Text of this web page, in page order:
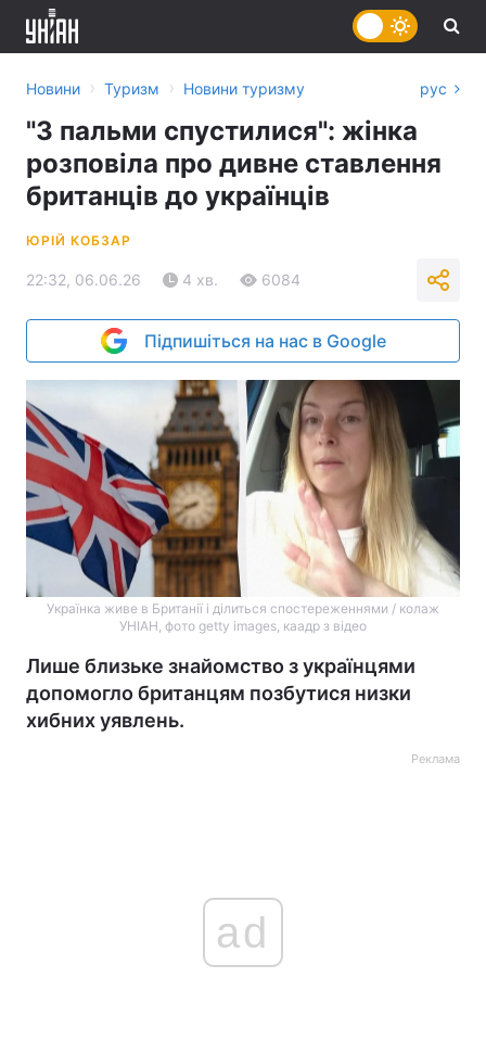
Новини › Туризм › Новини туризму рус
"З пальми спустилися": жінка
розповіла про дивне ставлення
британців до українців
ЮРІЙ КОБЗАР
22:32, 06.06.26 4 хв. 6084
Підпишіться на нас в Google
Українка живе в Британії і ділиться спостереженнями / колаж
УНІАН, фото getty images, каадр з відео
Лише близьке знайомство з українцями
допомогло британцям позбутися низки
хибних уявлень.
Реклама
ad